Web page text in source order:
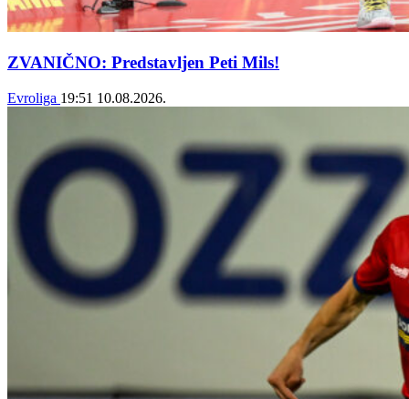
ZVANIČNO: Predstavljen Peti Mils!
Evroliga 19:51 10.08.2026.